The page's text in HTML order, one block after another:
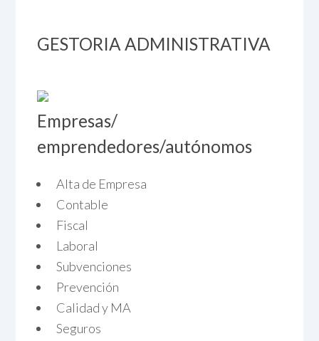
GESTORIA ADMINISTRATIVA
Empresas/
emprendedores/autónomos
Alta de Empresa
Contable
Fiscal
Laboral
Subvenciones
Prevención
Calidad y MA
Seguros